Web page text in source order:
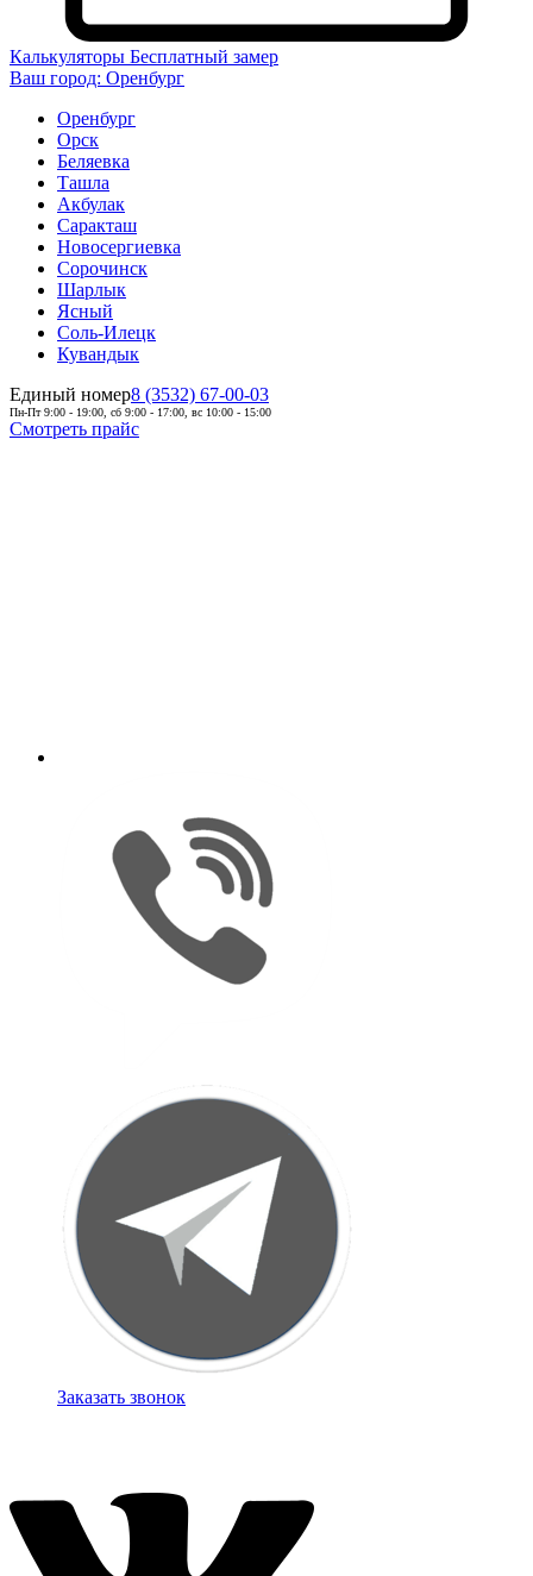
Калькуляторы Бесплатный замер
Ваш город: Оренбург
Оренбург
Орск
Беляевка
Ташла
Акбулак
Саракташ
Новосергиевка
Сорочинск
Шарлык
Ясный
Соль-Илецк
Кувандык
Единый номер8 (3532) 67-00-03
Пн-Пт 9:00 - 19:00, сб 9:00 - 17:00, вс 10:00 - 15:00
Смотреть прайс
Заказать звонок